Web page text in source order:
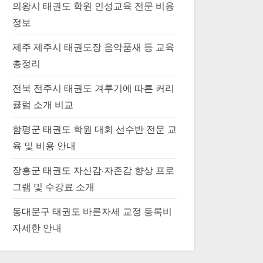
의왕시 태권도 학원 인성교육 전문 비용
정보
제주 제주시 태권도장 음악품새 등 교육
총정리
전북 전주시 태권도 겨루기에 따른 커리
큘럼 소개 비교
함평군 태권도 학원 대회 선수반 전문 교
육 및 비용 안내
장흥군 태권도 자신감·자존감 향상 프로
그램 및 수강료 소개
동대문구 태권도 바른자세 교정 등록비
자세한 안내